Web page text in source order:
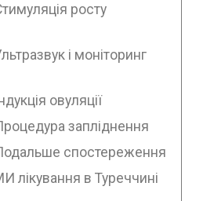
росту
і моніторинг
овуляції
запліднення
спостереження
лікування в Туреччині